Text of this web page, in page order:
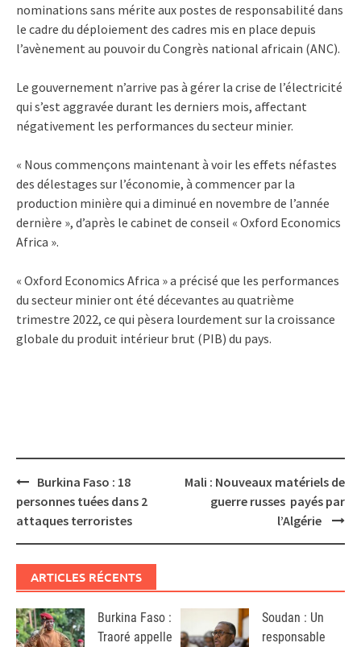
nominations sans mérite aux postes de responsabilité dans
le cadre du déploiement des cadres mis en place depuis
l’avènement au pouvoir du Congrès national africain (ANC).
Le gouvernement n’arrive pas à gérer la crise de l’électricité
qui s’est aggravée durant les derniers mois, affectant
négativement les performances du secteur minier.
« Nous commençons maintenant à voir les effets néfastes
des délestages sur l’économie, à commencer par la
production minière qui a diminué en novembre de l’année
dernière », d’après le cabinet de conseil « Oxford Economics
Africa ».
« Oxford Economics Africa » a précisé que les performances
du secteur minier ont été décevantes au quatrième
trimestre 2022, ce qui pèsera lourdement sur la croissance
globale du produit intérieur brut (PIB) du pays.
Post
navigation
Burkina Faso : 18
personnes tuées dans 2
attaques terroristes
Mali : Nouveaux matériels de
guerre russes payés par
l’Algérie
ARTICLES RÉCENTS
Burkina Faso :
Traoré appelle
Soudan : Un
responsable